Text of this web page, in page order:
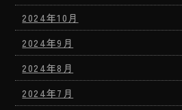
2024年10月
2024年9月
2024年8月
2024年7月